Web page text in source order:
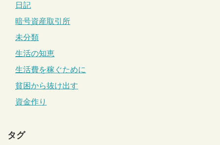
日記
暗号資産取引所
未分類
生活の知恵
生活費を稼ぐために
貧困から抜け出す
資金作り
タグ